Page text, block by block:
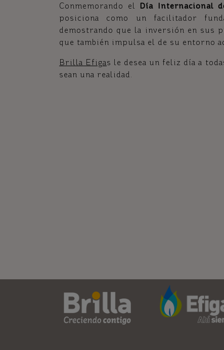
Conmemorando el Día Internacional
posiciona como un facilitador
demostrando que la inversión en sus
que también impulsa el de su entorno
Brilla Efigas le desea un feliz día a
sean una realidad.